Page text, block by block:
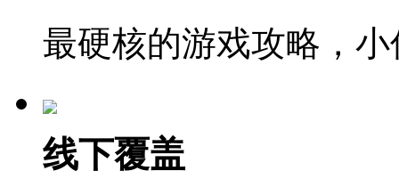
最硬核的游戏攻略，
线下覆盖